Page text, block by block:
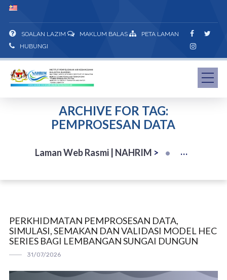
SOALAN LAZIM MAKLUM BALAS
PETA LAMAN
HUBUNGI
ARCHIVE FOR TAG:
PEMPROSESAN DATA
Laman Web Rasmi | NAHRIM >
PERKHIDMATAN PEMPROSESAN DATA,
SIMULASI, SEMAKAN DAN VALIDASI MODEL HEC
SERIES BAGI LEMBANGAN SUNGAI DUNGUN
31/07/2026